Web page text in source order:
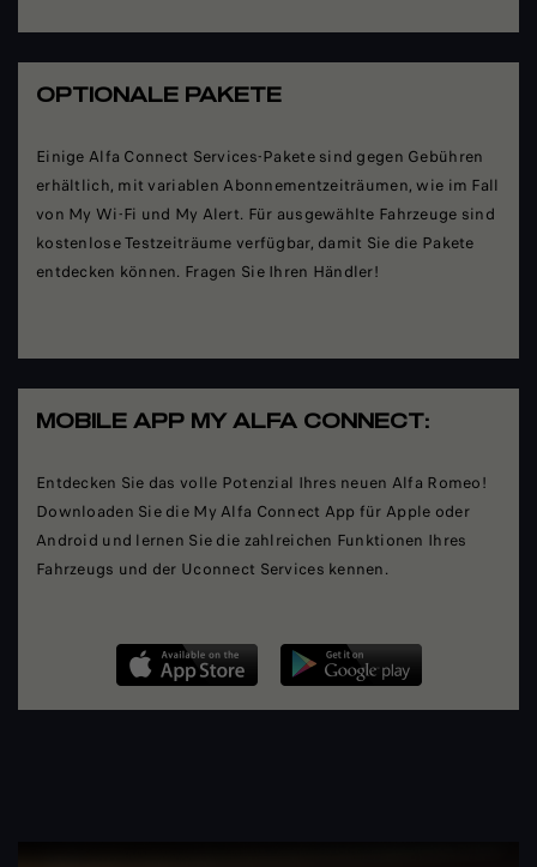
OPTIONALE PAKETE
Einige Alfa Connect Services-Pakete sind gegen Gebühren
erhältlich, mit variablen Abonnementzeiträumen, wie im Fall
von My Wi-Fi und My Alert. Für ausgewählte Fahrzeuge sind
kostenlose Testzeiträume verfügbar, damit Sie die Pakete
entdecken können. Fragen Sie Ihren Händler!
MOBILE APP MY ALFA CONNECT:
Entdecken Sie das volle Potenzial Ihres neuen Alfa Romeo!
Downloaden Sie die My Alfa Connect App für Apple oder
Android und lernen Sie die zahlreichen Funktionen Ihres
Fahrzeugs und der Uconnect Services kennen.